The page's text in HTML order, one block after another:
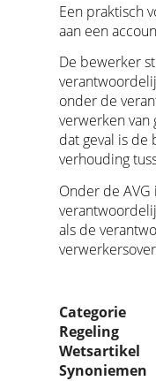
Een praktisch
aan een
De bewerker
onder de
verwerken van
dat geval is de
verhouding
Onder de
als de
Categorie
Regeling
Wetsartikel
Synoniemen